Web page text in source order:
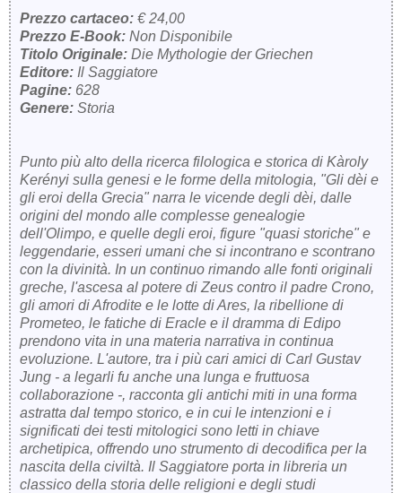
Prezzo cartaceo: € 24,00
Prezzo E-Book: Non Disponibile
Titolo Originale: Die Mythologie der Griechen
Editore: Il Saggiatore
Pagine: 628
Genere: Storia
Punto più alto della ricerca filologica e storica di Kàroly
Kerényi sulla genesi e le forme della mitologia, "Gli dèi e
gli eroi della Grecia" narra le vicende degli dèi, dalle
origini del mondo alle complesse genealogie
dell'Olimpo, e quelle degli eroi, figure "quasi storiche" e
leggendarie, esseri umani che si incontrano e scontrano
con la divinità. In un continuo rimando alle fonti originali
greche, l'ascesa al potere di Zeus contro il padre Crono,
gli amori di Afrodite e le lotte di Ares, la ribellione di
Prometeo, le fatiche di Eracle e il dramma di Edipo
prendono vita in una materia narrativa in continua
evoluzione. L'autore, tra i più cari amici di Carl Gustav
Jung - a legarli fu anche una lunga e fruttuosa
collaborazione -, racconta gli antichi miti in una forma
astratta dal tempo storico, e in cui le intenzioni e i
significati dei testi mitologici sono letti in chiave
archetipica, offrendo uno strumento di decodifica per la
nascita della civiltà. Il Saggiatore porta in libreria un
classico della storia delle religioni e degli studi